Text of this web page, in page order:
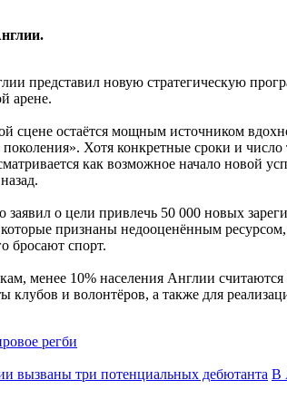
представил новую стратегическую
арене.
сцене остаётся мощным источником
Хотя конкретные сроки и
как возможное начало
о цели привлечь 50 000 новых
признаны недооценённым
бросают спорт.
менее 10% населения Англии
клубов и волонтёров, а также для
регби
вызваны три потенциальных дебютанта В